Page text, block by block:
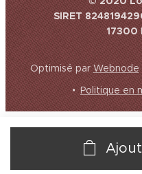
SIRET
17300
Optimisé parWebnode
Politique en